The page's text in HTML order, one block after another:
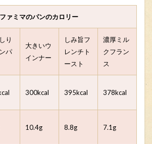
ファミマのパンのカロリー
り
パ
大きいウ
インナー
しみ旨フ
レンチト
ースト
濃厚ミル
クフラン
ス
300kcal 395kcal 378kcal
10.4g 8.8g 7.1g